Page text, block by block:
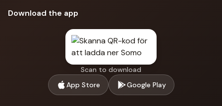
Download the app
Scan to download
App Store
Google Play